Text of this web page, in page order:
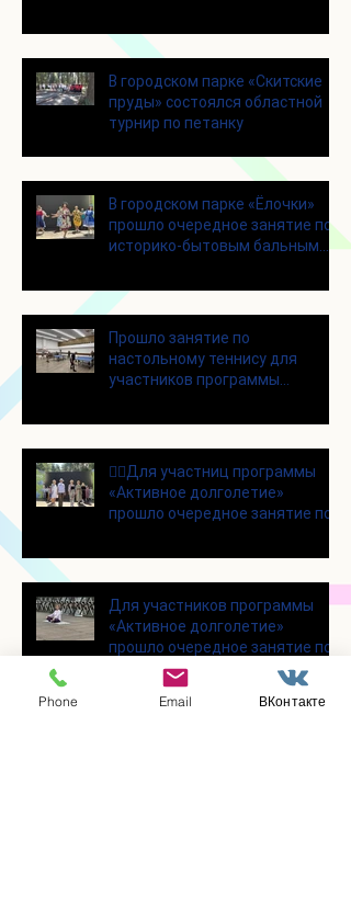
играми
В городском парке «Скитские
пруды» состоялся областной
турнир по петанку
В городском парке «Ёлочки»
прошло очередное занятие по
историко-бытовым бальным
Прошло занятие по
настольному теннису для
участников программы
👯‍♀️Для участниц программы
«Активное долголетие»
прошло очередное занятие по
Для участников программы
«Активное долголетие»
прошло очередное занятие по
Phone Email ВКонтакте